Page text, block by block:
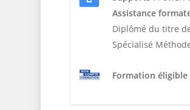
Assistance
Diplômé du titre
Spécialisé
Formation éligible